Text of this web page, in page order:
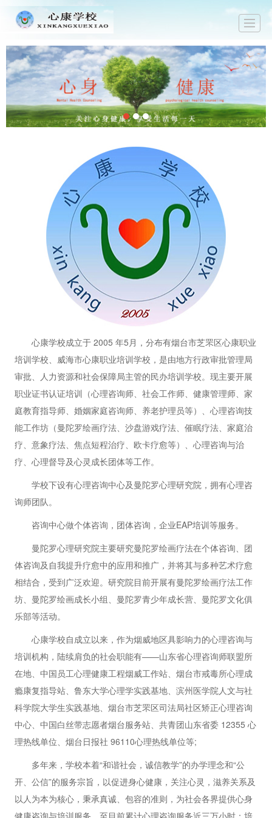
首页 关于心康 新闻中心 技能培训 心理咨询 EAP服务 马上预约
心康学校成立于 2005 年5月，分布有烟台市芝罘区心康职业
培训学校、威海市心康职业培训学校，是由地方行政审批管理局
审批、人力资源和社会保障局主管的民办培训学校。现主要开展
职业证书认证培训（心理咨询师、社会工作师、健康管理师、家
庭教育指导师、婚姻家庭咨询师、养老护理员等）、心理咨询技
能工作坊（曼陀罗绘画疗法、沙盘游戏疗法、催眠疗法、家庭治
疗、意象疗法、焦点短程治疗、欧卡疗愈等）、心理咨询与治
疗、心理督导及心灵成长团体等工作。
学校下设有心理咨询中心及曼陀罗心理研究院，拥有心理咨
询师团队。
咨询中心做个体咨询，团体咨询，企业EAP培训等服务。
曼陀罗心理研究院主要研究曼陀罗绘画疗法在个体咨询、团
体咨询及自我提升疗愈中的应用和推广，并将其与多种艺术疗愈
相结合，受到广泛欢迎。研究院目前开展有曼陀罗绘画疗法工作
坊、曼陀罗绘画成长小组、曼陀罗青少年成长营、曼陀罗文化俱
乐部等活动。
心康学校自成立以来，作为烟威地区具影响力的心理咨询与
培训机构，陆续肩负的社会职能有——山东省心理咨询师联盟所
在地、中国员工心理健康工程烟威工作站、烟台市戒毒所心理成
瘾康复指导站、鲁东大学心理学实践基地、滨州医学院人文与社
科学院大学生实践基地、烟台市芝罘区司法局社区矫正心理咨询
中心、中国白丝带志愿者烟台服务站、共青团山东省委 12355 心
理热线单位、烟台日报社 96110心理热线单位等;
多年来，学校本着“和谐社会，诚信教学”的办学理念和“公
开、公信”的服务宗旨，以促进身心健康，关注心灵，滋养关系及
以人为本为核心，秉承真诚、包容的准则，为社会各界提供心身